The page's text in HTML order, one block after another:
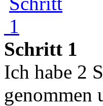
Schritt 1
Ich habe 2
genommen